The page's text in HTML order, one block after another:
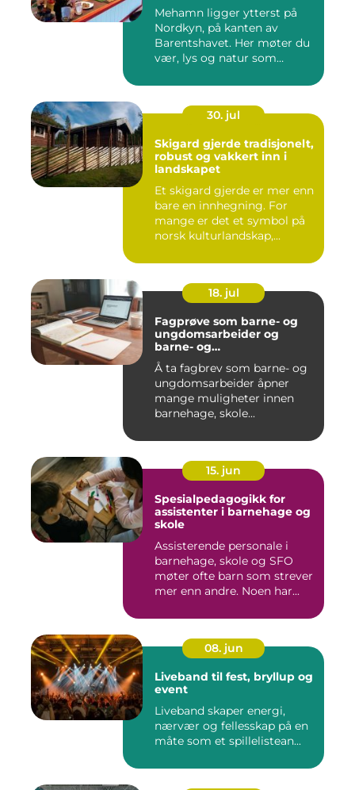
Mehamn ligger ytterst på
Nordkyn, på kanten av
Barentshavet. Her møter du
vær, lys og natur som
30. jul
Skigard gjerde tradisjonelt,
robust og vakkert inn i
landskapet
Et skigard gjerde er mer enn
bare en innhegning. For
mange er det et symbol på
norsk kulturlandskap,...
18. jul
Fagprøve som barne- og
ungdomsarbeider og
barne- og
ungdomsarbeiderfaget VG
Å ta fagbrev som barne- og
ungdomsarbeider åpner
mange muligheter innen
barnehage, skole...
15. jun
Spesialpedagogikk for
assistenter i barnehage og
skole
Assisterende personale i
barnehage, skole og SFO
møter ofte barn som strever
mer enn andre. Noen har...
08. jun
Liveband til fest, bryllup og
event
Liveband skaper energi,
nærvær og fellesskap på en
måte som et spillelistean...